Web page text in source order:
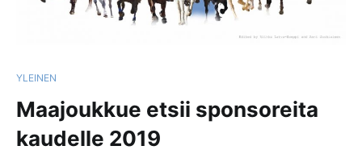
YLEINEN
Maajoukkue etsii sponsoreita
kaudelle 2019